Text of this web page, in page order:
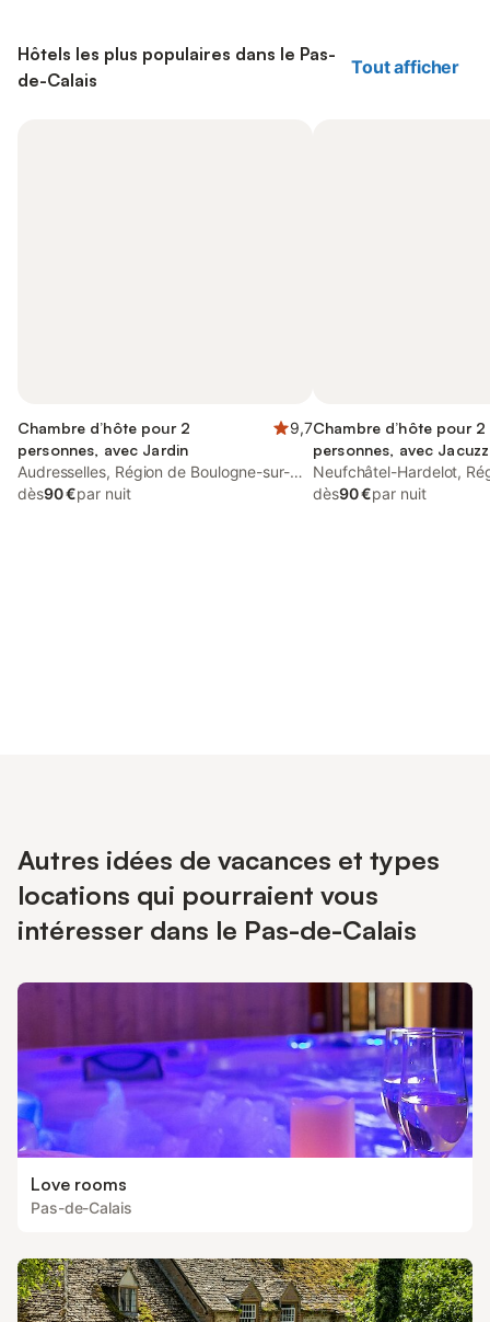
Hôtels les plus populaires dans le Pas-
de-Calais
Tout afficher
Chambre d’hôte pour 2
personnes, avec Jardin
9,7
Audresselles, Région de Boulogne-sur-
Mer
dès90 €par nuit
Chambre d’hôte pour 2
personnes, avec
Terrasse ainsi que
Piscine
Neufchâtel-Hardelot,
Boulogne-sur-Mer
dès90 €par nuit
Autres idées de vacances et types
locations qui pourraient vous
intéresser dans le Pas-de-Calais
Love rooms
Pas-de-Calais